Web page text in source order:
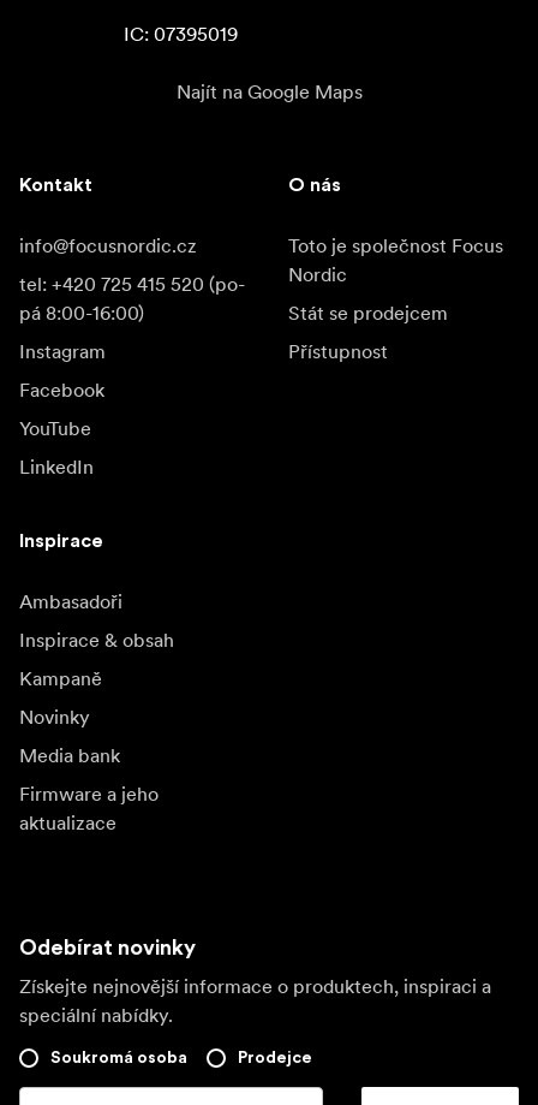
IC: 07395019
Najít na Google Maps
Kontakt
info@focusnordic.cz
tel: +420 725 415 520 (po-
pá 8:00-16:00)
Instagram
Facebook
YouTube
LinkedIn
O nás
Toto je společnost Focus
Nordic
Stát se prodejcem
Přístupnost
Inspirace
Ambasadoři
Inspirace & obsah
Kampaně
Novinky
Media bank
Firmware a jeho
aktualizace
Odebírat novinky
Získejte nejnovější informace o produktech, inspiraci a
speciální nabídky.
Soukromá osoba Prodejce